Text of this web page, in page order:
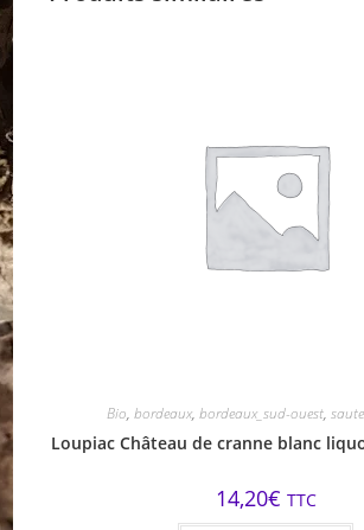
Bio, bordeaux, bordeaux_sud-ouest,
Loupiac Château de cranne blanc
14,20€ TTC